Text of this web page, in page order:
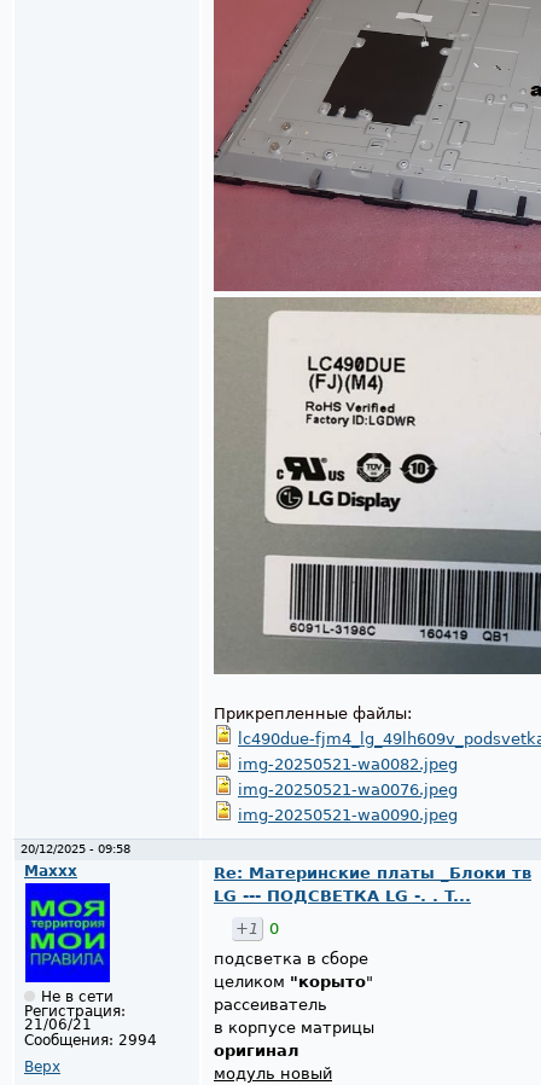
Прикрепленные файлы:
lc490due-
img-20250521-wa0082.jpeg
img-20250521-wa0076.jpeg
img-20250521-wa0090.jpeg
20/12/2025 - 09:58
Maxxx
Не в сети
Регистрация:
21/06/21
Сообщения: 2994
Верх
Re: Материнские платы _Блоки тв
LG --- ПОДСВЕТКА LG -. . T...
+1
0
подсветка в сборе
целиком "корыто"
рассеиватель
в корпусе матрицы
оригинал
модуль новый